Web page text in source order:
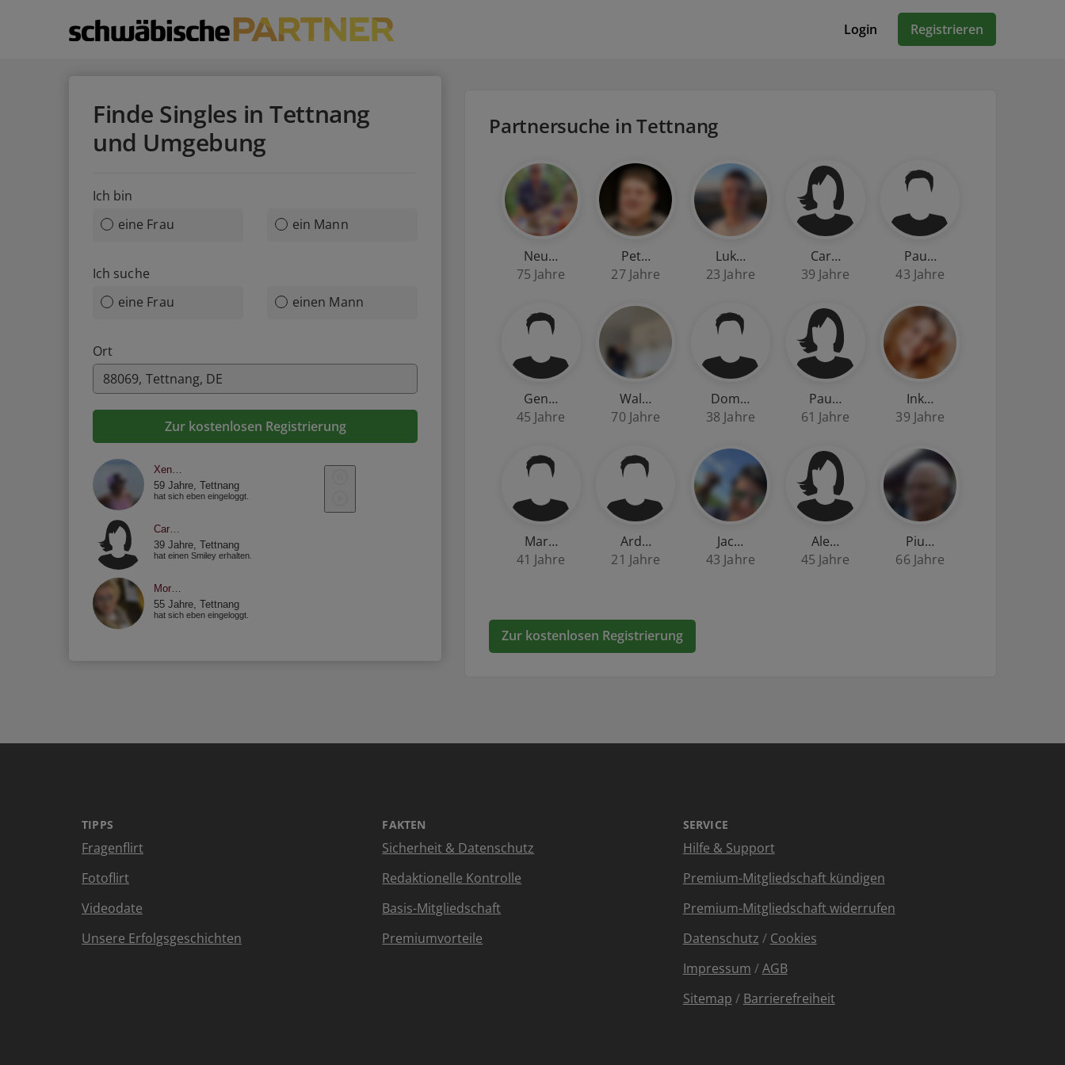
Login Registrieren
Finde Singles in Tettnang
und Umgebung
Ich bin
eine Frau
ein Mann
Ich suche
eine Frau
einen Mann
Ort
Zur kostenlosen Registrierung
Partnersuche in Tettnang
Neu…
75 Jahre
Pet…
27 Jahre
Luk…
23 Jahre
Car…
39 Jahre
Pau…
43 Jahre
Gen…
45 Jahre
Wal…
70 Jahre
Dom…
38 Jahre
Pau…
61 Jahre
Ink…
39 Jahre
Mar…
41 Jahre
Ard…
21 Jahre
Jac…
43 Jahre
Ale…
45 Jahre
Piu…
66 Jahre
Zur kostenlosen Registrierung
TIPPS
Fragenflirt
Fotoflirt
Videodate
Unsere Erfolgsgeschichten
FAKTEN
Sicherheit & Datenschutz
Redaktionelle Kontrolle
Basis-Mitgliedschaft
Premiumvorteile
SERVICE
Hilfe & Support
Premium-Mitgliedschaft kündigen
Premium-Mitgliedschaft widerrufen
Datenschutz / Cookies
Impressum /AGB
Sitemap / Barrierefreiheit